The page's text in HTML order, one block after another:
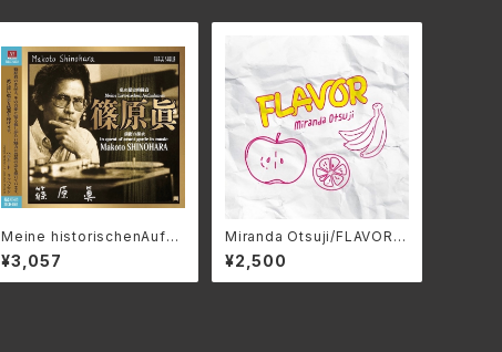
Meine historischenAufna
hmen/ 私の歴史的録音_篠原
眞 3SCD-0083(仕様:CD)
¥3,057
Miranda Otsuji/FLAVOR
MRND-0008(仕様:CD)
¥2,500